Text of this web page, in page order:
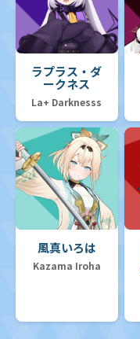
ラプラス・ダ
ークネス
La+ Darknesss
風真いろは
Kazama Iroha